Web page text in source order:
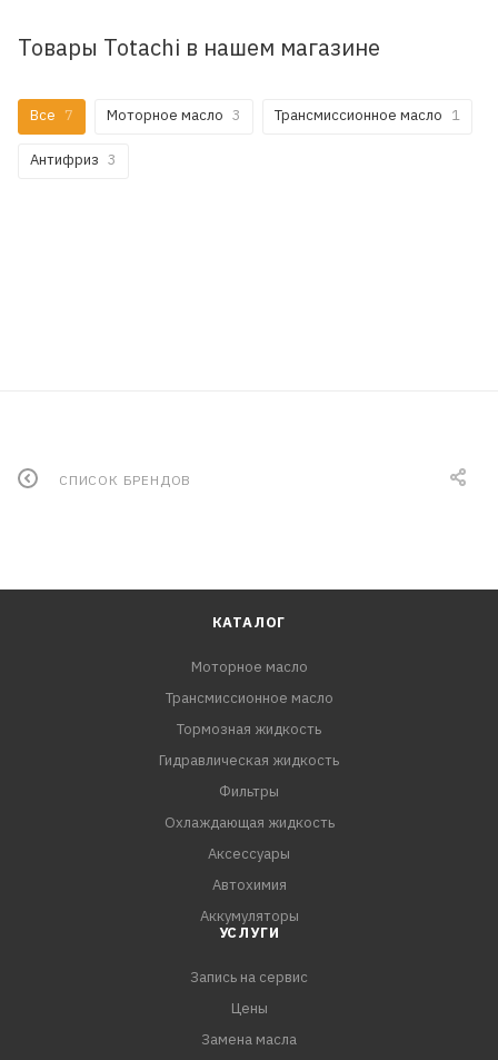
Товары Totachi в нашем магазине
Все 7 Моторное масло 3 Трансмиссионное масло 1
Антифриз 3
СПИСОК БРЕНДОВ
КАТАЛОГ
Моторное масло
Трансмиссионное масло
Тормозная жидкость
Гидравлическая жидкость
Фильтры
Охлаждающая жидкость
Аксессуары
Автохимия
Аккумуляторы
УСЛУГИ
Запись на сервис
Цены
Замена масла